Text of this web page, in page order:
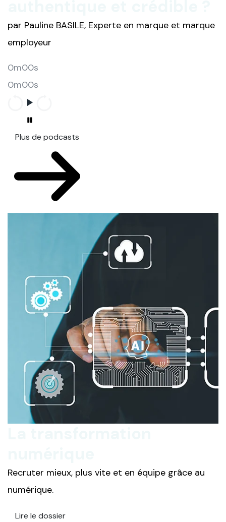
par Pauline BASILE, Experte en marque et marque
employeur
0m00s
0m00s
Plus de podcasts
Recruter mieux, plus vite et en équipe grâce au
numérique.
Lire le dossier